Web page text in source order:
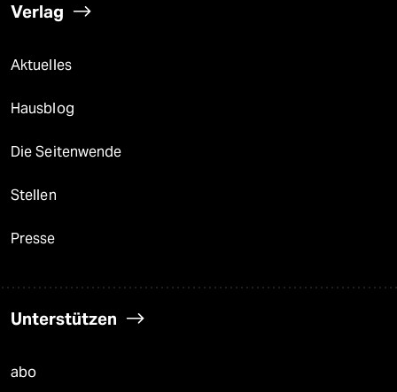
Verlag
Aktuelles
Hausblog
Die Seitenwende
Stellen
Presse
Unterstützen
abo